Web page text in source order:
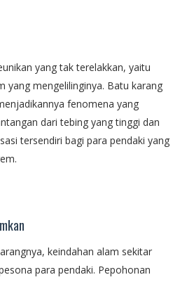
yang tak terelakkan, yaitu
yang mengelilinginya. Batu karang
fenomena yang
dari tebing yang tinggi dan
tersendiri bagi para pendaki yang
keindahan alam sekitar
para pendaki. Pepohonan